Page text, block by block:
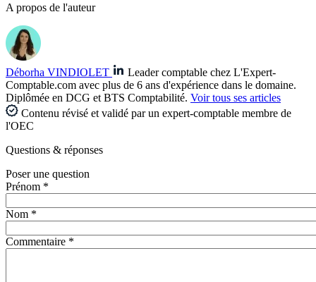
A propos de l'auteur
Déborha VINDIOLET
Leader comptable chez L'Expert-
Comptable.com avec plus de 6 ans d'expérience dans le domaine.
Diplômée en DCG et BTS Comptabilité. Voir tous ses articles
Contenu révisé et validé par un expert-comptable membre de
l'OEC
Questions & réponses
Poser une question
Prénom *
Nom *
Commentaire *